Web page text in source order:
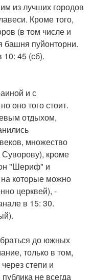
из лучших городов
Кроме того,
(в том числе и
башня пуйонторни.
10: 45 (сб).
и с
оно того стоит.
отдыхом,
множество
Суворову), кроме
"Шериф" и
на которые можно
церквей), -
в 15: 30.
до южных
только в том,
степи и
не всегда